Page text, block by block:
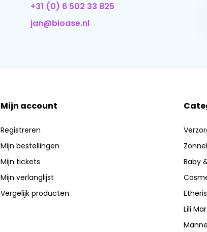
+31 (0) 6 502 33 825
jan@bioase.nl
Mijn account
Registreren
Mijn bestellingen
Mijn tickets
Mijn verlanglijst
Vergelijk producten
Baby
Lili